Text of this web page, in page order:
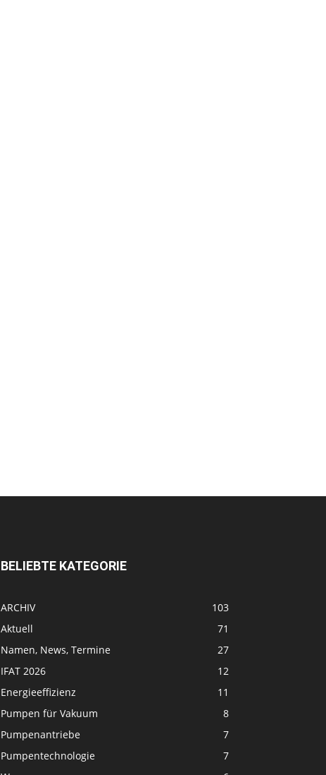
BELIEBTE KATEGORIE
ARCHIV
103
Aktuell
71
Namen, News, Termine
27
IFAT 2026
12
Energieeffizienz
11
Pumpen für Vakuum
8
Pumpenantriebe
7
Pumpentechnologie
7